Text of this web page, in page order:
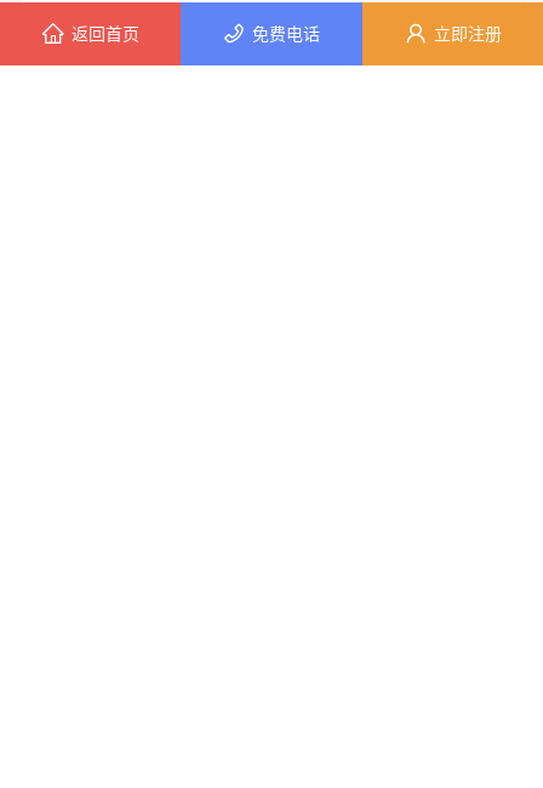
提交
7分钟前 廖女士 正在咨询
返回首页 免费电话 立即注册